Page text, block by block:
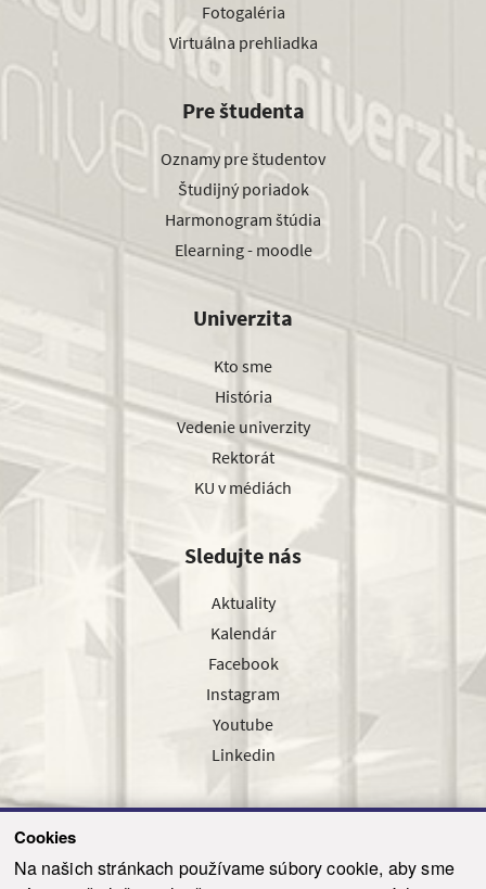
Cookies
Na našich stránkach používame súbory cookie, aby sme
Fotogaléria
Virtuálna prehliadka
Pre študenta
Oznamy pre študentov
Študijný poriadok
Harmonogram štúdia
Elearning - moodle
Univerzita
Kto sme
História
Vedenie univerzity
Rektorát
KU v médiách
Sledujte nás
Aktuality
Kalendár
Facebook
Instagram
Youtube
Linkedin